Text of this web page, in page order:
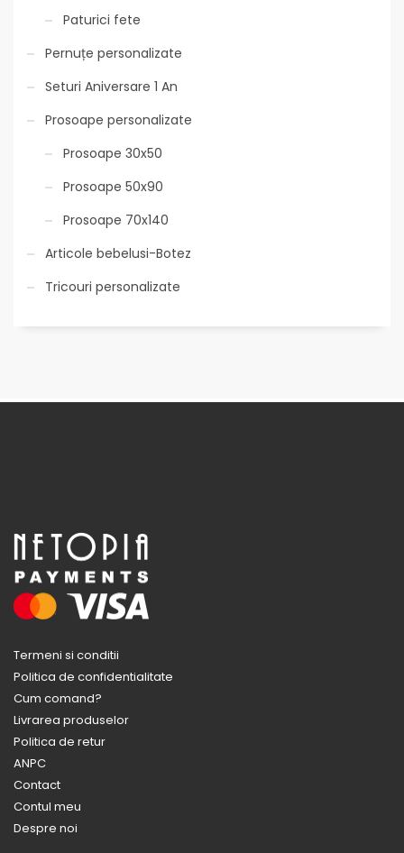
Paturici fete
Pernuțe personalizate
Seturi Aniversare 1 An
Prosoape personalizate
Prosoape 30x50
Prosoape 50x90
Prosoape 70x140
Articole bebelusi-Botez
Tricouri personalizate
Termeni si conditii
Politica de confidentialitate
Cum comand?
Livrarea produselor
Politica de retur
ANPC
Contact
Contul meu
Despre noi